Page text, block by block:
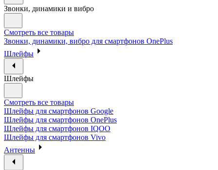
Звонки, динамики и вибро
Смотреть все товары
Звонки, динамики, вибро для смартфонов OnePlus
Шлейфы
Шлейфы
Смотреть все товары
Шлейфы для смартфонов Google
Шлейфы для смартфонов OnePlus
Шлейфы для смартфонов IQOO
Шлейфы для смартфонов Vivo
Антенны